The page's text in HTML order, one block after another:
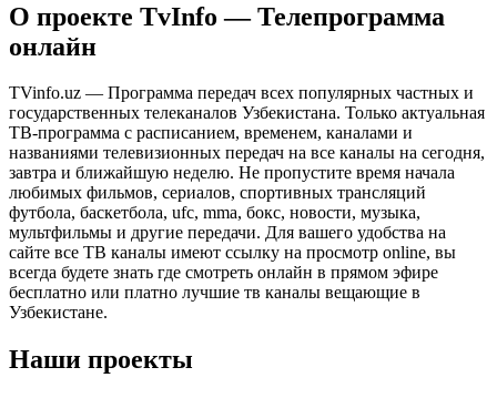
О проекте TvInfo — Телепрограмма
онлайн
TVinfo.uz — Программа передач всех популярных частных и
государственных телеканалов Узбекистана. Только актуальная
ТВ-программа с расписанием, временем, каналами и
названиями телевизионных передач на все каналы на сегодня,
завтра и ближайшую неделю. Не пропустите время начала
любимых фильмов, сериалов, спортивных трансляций
футбола, баскетбола, ufc, mma, бокс, новости, музыка,
мультфильмы и другие передачи. Для вашего удобства на
сайте все ТВ каналы имеют ссылку на просмотр online, вы
всегда будете знать где смотреть онлайн в прямом эфире
бесплатно или платно лучшие тв каналы вещающие в
Узбекистане.
Наши проекты